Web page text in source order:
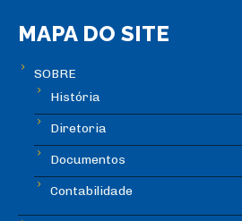
MAPA DO SITE
SOBRE
História
Diretoria
Documentos
Contabilidade